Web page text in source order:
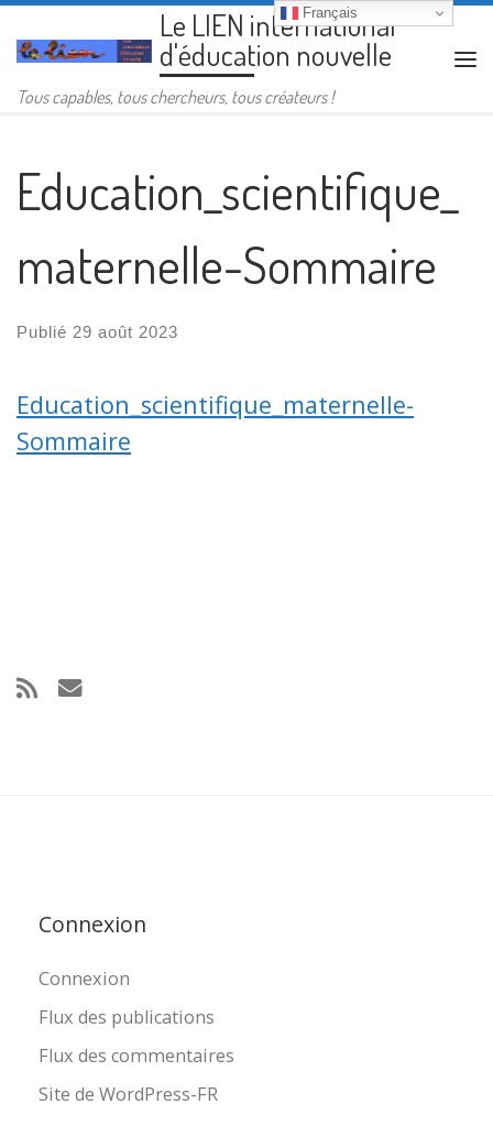
Passer au contenuLe LIEN international
d'éducation nouvelle
Tous capables, tous chercheurs, tous créateurs !
Education_scientifique_
maternelle-Sommaire
Publié 29 août 2023
Education_scientifique_maternelle-
Sommaire
Connexion
Connexion
Flux des publications
Flux des commentaires
Site de WordPress-FR
Français